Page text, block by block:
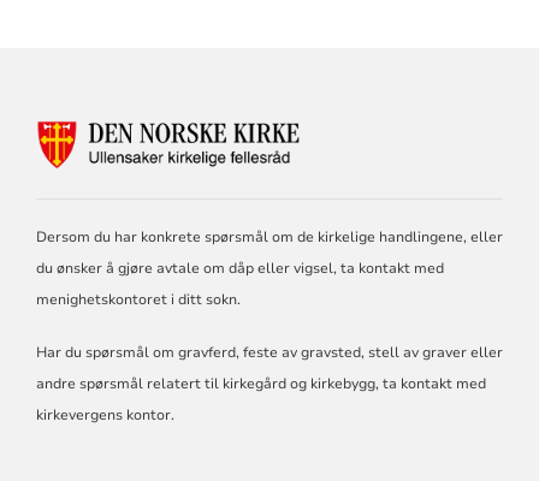
Dersom du har konkrete spørsmål om de kirkelige handlingene, eller
du ønsker å gjøre avtale om dåp eller vigsel, ta kontakt med
menighetskontoret i ditt sokn.
Har du spørsmål om gravferd, feste av gravsted, stell av graver eller
andre spørsmål relatert til kirkegård og kirkebygg, ta kontakt med
kirkevergens kontor.